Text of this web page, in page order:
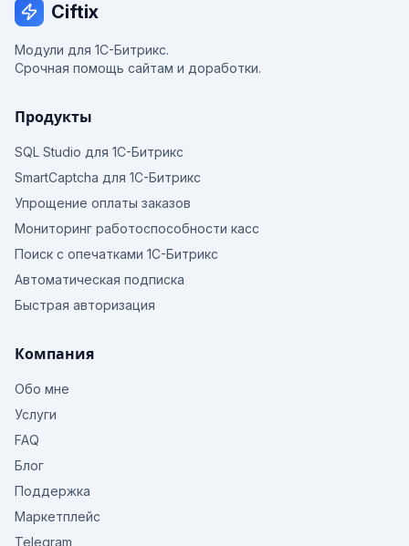
Ciftix
Модули для 1С-Битрикс.
Срочная помощь сайтам и доработки.
Продукты
SQL Studio для 1С-Битрикс
SmartCaptcha для 1С-Битрикс
Упрощение оплаты заказов
Мониторинг работоспособности касс
Поиск с опечатками 1С-Битрикс
Автоматическая подписка
Быстрая авторизация
Компания
Обо мне
Услуги
FAQ
Блог
Поддержка
Маркетплейс
Telegram